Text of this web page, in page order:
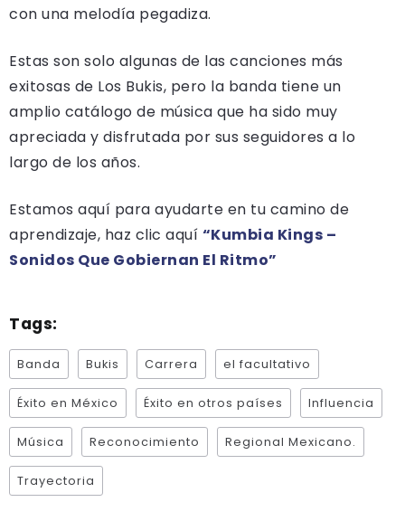
con una melodía pegadiza.
Estas son solo algunas de las canciones más
exitosas de Los Bukis, pero la banda tiene un
amplio catálogo de música que ha sido muy
apreciada y disfrutada por sus seguidores a lo
largo de los años.
Estamos aquí para ayudarte en tu camino de
aprendizaje, haz clic aquí “Kumbia Kings –
Sonidos Que Gobiernan El Ritmo”
Tags:
Banda Bukis Carrera el facultativo
Éxito en México Éxito en otros países Influencia
Música Reconocimiento Regional Mexicano.
Trayectoria